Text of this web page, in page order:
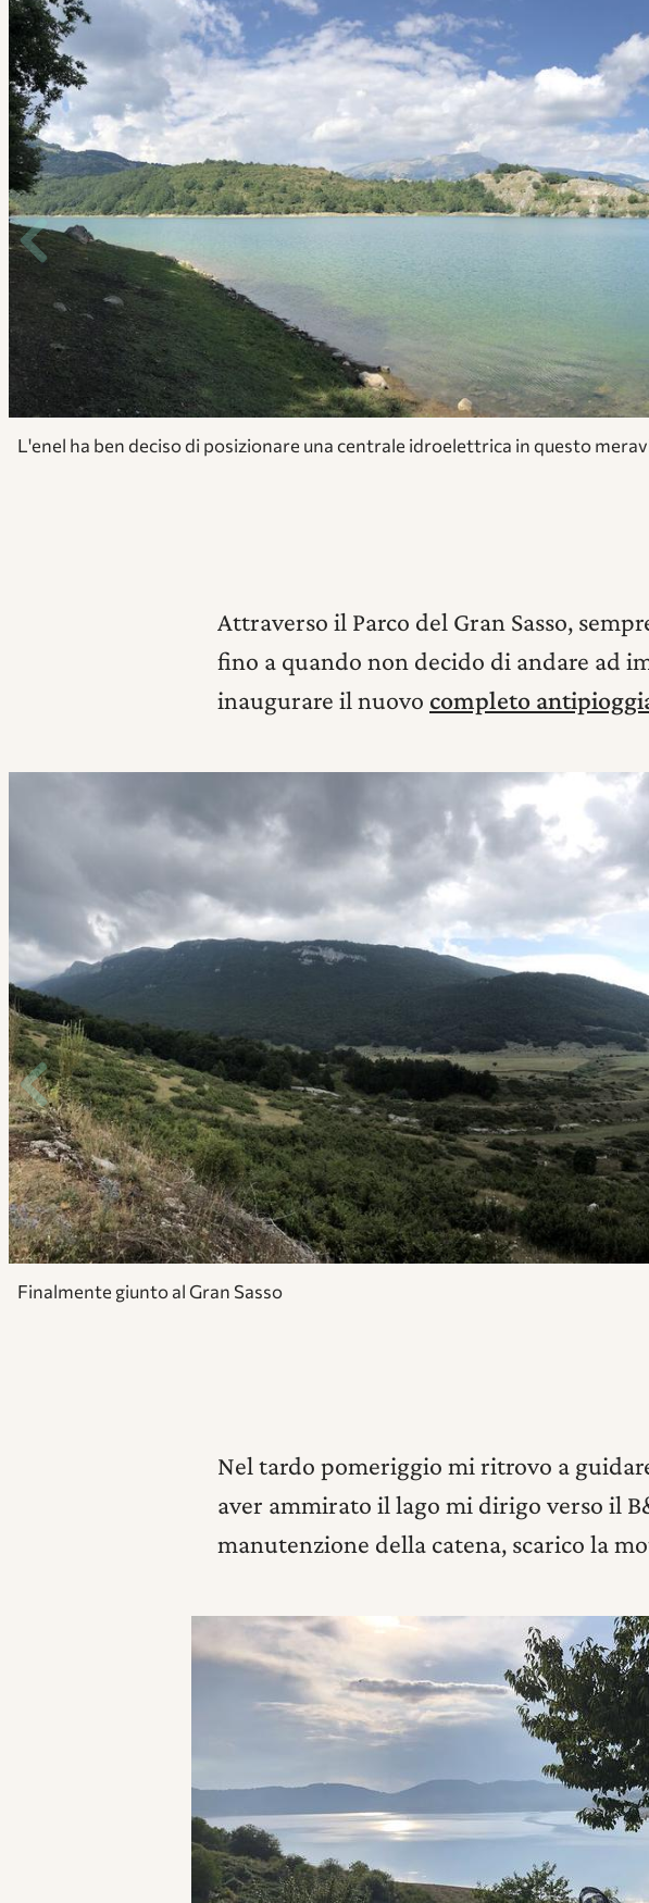
L'enel ha ben deciso di posizionare una centrale idroelettrica in questo
Attraverso il Parco del Gran Sasso,
fino a quando non decido di andare ad
inaugurare il nuovo completo
Finalmente giunto al Gran Sasso
Nel tardo pomeriggio mi ritrovo a
aver ammirato il lago mi dirigo verso il
manutenzione della catena, scarico la